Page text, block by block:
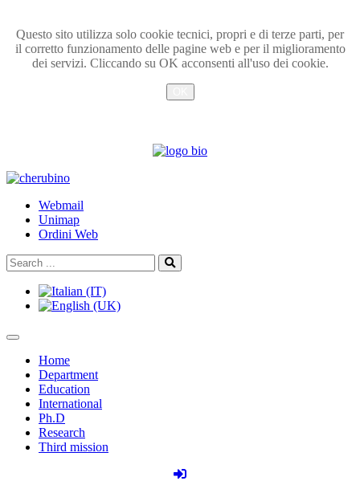
Questo sito utilizza solo cookie tecnici, propri e di terze parti, per
il corretto funzionamento delle pagine web e per il miglioramento
dei servizi. Cliccando su OK acconsenti all'uso dei cookie.
TPL_UNIPI_SKIP_TO_CONTENT
Webmail
Unimap
Ordini Web
Search
...
Search
Home
Department
Education
International
Ph.D
Research
Third mission